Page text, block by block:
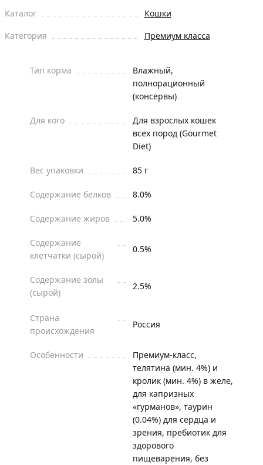
Каталог
Кошки
Категория
Премиум класса
Тип корма
Влажный,
полнорационный
(консервы)
Для кого
Для взрослых кошек
всех пород (Gourmet
Diet)
Вес упаковки 85 г
Содержание белков 8.0%
Содержание жиров 5.0%
Содержание
клетчатки (сырой)
0.5%
Содержание золы
(сырой)
2.5%
Страна
происхождения
Россия
Особенности
Премиум-класс,
телятина (мин. 4%) и
кролик (мин. 4%) в желе,
для капризных
«гурманов», таурин
(0.04%) для сердца и
зрения, пребиотик для
здорового
пищеварения, без